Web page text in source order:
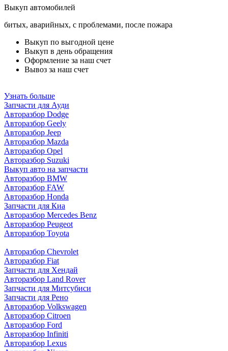
Выкуп автомобилей
битых, аварийных, с проблемами, после пожара
Выкуп по выгодной цене
Выкуп в день обращения
Оформление за наш счет
Вывоз за наш счет
Узнать больше
Запчасти для Ауди
Авторазбор Dodge
Авторазбор Geely
Авторазбор Jeep
Авторазбор Mazda
Авторазбор Opel
Авторазбор Suzuki
Выкуп авто на запчасти
Авторазбор BMW
Авторазбор FAW
Авторазбор Honda
Запчасти для Киа
Авторазбор Mercedes Benz
Авторазбор Peugeot
Авторазбор Toyota
Авторазбор Chevrolet
Авторазбор Fiat
Запчасти для Хендай
Авторазбор Land Rover
Запчасти для Митсубиси
Запчасти для Рено
Авторазбор Volkswagen
Авторазбор Citroen
Авторазбор Ford
Авторазбор Infiniti
Авторазбор Lexus